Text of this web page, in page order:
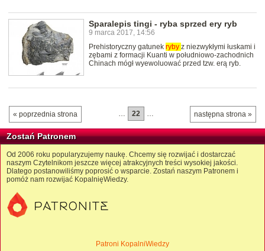
Sparalepis tingi - ryba sprzed ery ryb
9 marca 2017, 14:56
Prehistoryczny gatunek ryby z niezwykłymi łuskami i
zębami z formacji Kuanti w południowo-zachodnich
Chinach mógł wyewoluować przed tzw. erą ryb.
« poprzednia strona następna strona »
… 22 …
Zostań Patronem
Od 2006 roku popularyzujemy naukę. Chcemy się rozwijać i dostarczać
naszym Czytelnikom jeszcze więcej atrakcyjnych treści wysokiej jakości.
Dlatego postanowiliśmy poprosić o wsparcie. Zostań naszym Patronem i
pomóż nam rozwijać KopalnięWiedzy.
Patroni KopalniWiedzy